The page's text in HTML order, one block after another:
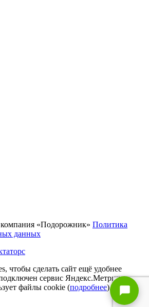
компания «Подорожник» Политика
данных
чтобы сделать сайт ещё удобнее
сервис Яндекс.Метрика,
файлы cookie (подробнее).